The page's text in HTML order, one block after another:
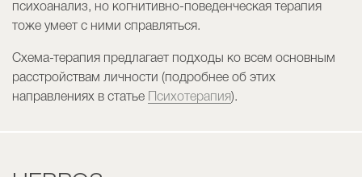
психоанализ, но когнитивно-поведенческая терапия
тоже умеет с ними справляться.
Схема-терапия предлагает подходы ко всем основным
расстройствам личности (подробнее об этих
направлениях в статье
Психотерапия).